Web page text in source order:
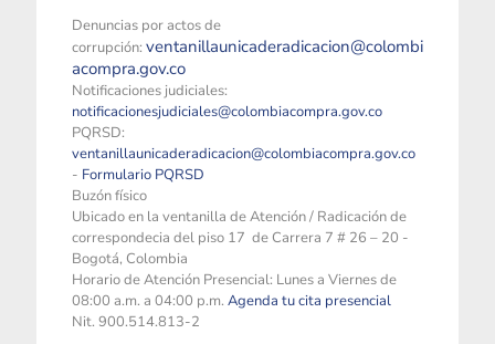
Denuncias por actos de
corrupción: ventanillaunicaderadicacion@colombi
acompra.gov.co
Notificaciones judiciales:
notificacionesjudiciales@colombiacompra.gov.co
PQRSD:
ventanillaunicaderadicacion@colombiacompra.gov.co
- Formulario PQRSD
Buzón físico
Ubicado en la ventanilla de Atención / Radicación de
correspondecia del piso 17 de Carrera 7 # 26 – 20 -
Bogotá, Colombia
Horario de Atención Presencial: Lunes a Viernes de
08:00 a.m. a 04:00 p.m. Agenda tu cita presencial
Nit. 900.514.813-2